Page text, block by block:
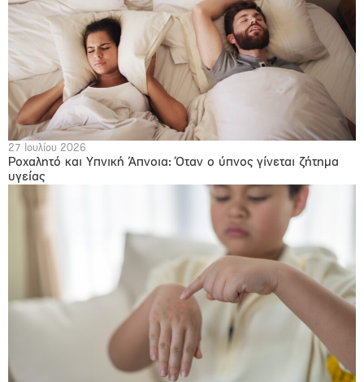
27 Ιουλίου 2026
Ροχαλητό και Υπνική Άπνοια: Όταν ο ύπνος γίνεται ζήτημα
υγείας